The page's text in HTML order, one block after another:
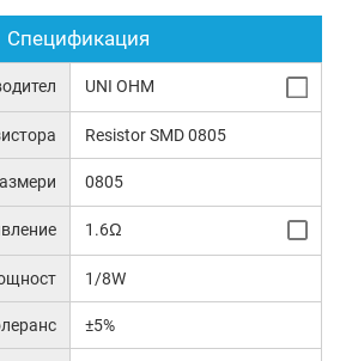
Спецификация
UNI OHM
Resistor SMD 0805
0805
1.6Ω
1/8W
±5%